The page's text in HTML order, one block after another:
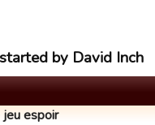
by David Inch
espoir